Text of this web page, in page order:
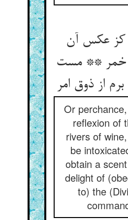
کز عکس آن
خمر ** مست
از ذوق امر
Or
reflexion of
rivers of
be
obtain a
delight of
to) the